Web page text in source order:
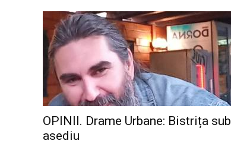
OPINII. Drame Urbane: Bistrița sub
asediu